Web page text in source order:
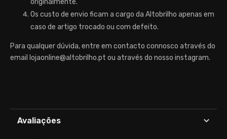
Os custo de envio ficam a cargo da Altobrilho apenas em
caso de artigo trocado ou com defeito.
Para qualquer dúvida, entre em contacto connosco através do
email lojaonline@altobrilho.pt ou através do nosso instagram.
Avaliações